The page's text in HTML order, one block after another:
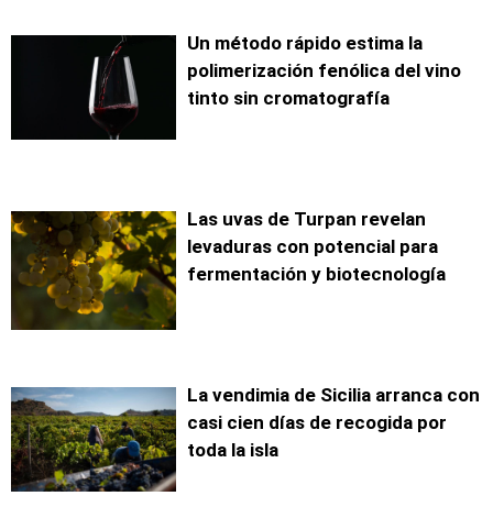
Un método rápido estima la
polimerización fenólica del vino
tinto sin cromatografía
Las uvas de Turpan revelan
levaduras con potencial para
fermentación y biotecnología
La vendimia de Sicilia arranca con
casi cien días de recogida por
toda la isla